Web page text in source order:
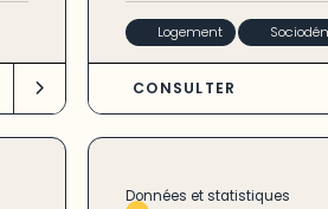
Logement
CONSULTER
Données et statistiques